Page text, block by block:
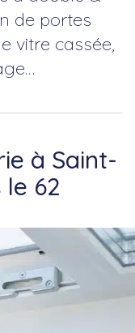
de portes
vitre cassée,
à Saint-
62